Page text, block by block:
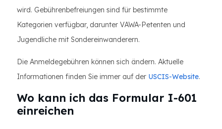
wird. Gebührenbefreiungen sind für bestimmte
Kategorien verfügbar, darunter VAWA-Petenten und
Jugendliche mit Sondereinwanderern.
Die Anmeldegebühren können sich ändern. Aktuelle
Informationen finden Sie immer auf der USCIS-Website.
Wo kann ich das Formular I-601
einreichen